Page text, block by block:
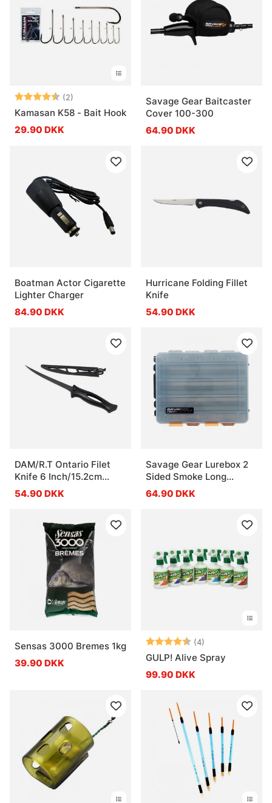
Vurdering: (2)
4.5 ud af 5 stjerner
Kamasan K58 - Bait Hook
29.90 DKK
Savage Gear Baitcaster
Cover 100-300
64.90 DKK
Boatman Actor Cigarette
Lighter Charger
84.90 DKK
Hurricane Folding Fillet
Knife
54.90 DKK
DAM/R.T Ontario Filet
Knife 6 Inch/15.2cm
Blade
54.90 DKK
Savage Gear Lurebox 2
Sided Smoke Long
20.5x17x4.8cm
64.90 DKK
Sensas 3000 Bremes 1kg
39.90 DKK
Vurdering: (4)
GULP! Alive Spray
99.90 DKK